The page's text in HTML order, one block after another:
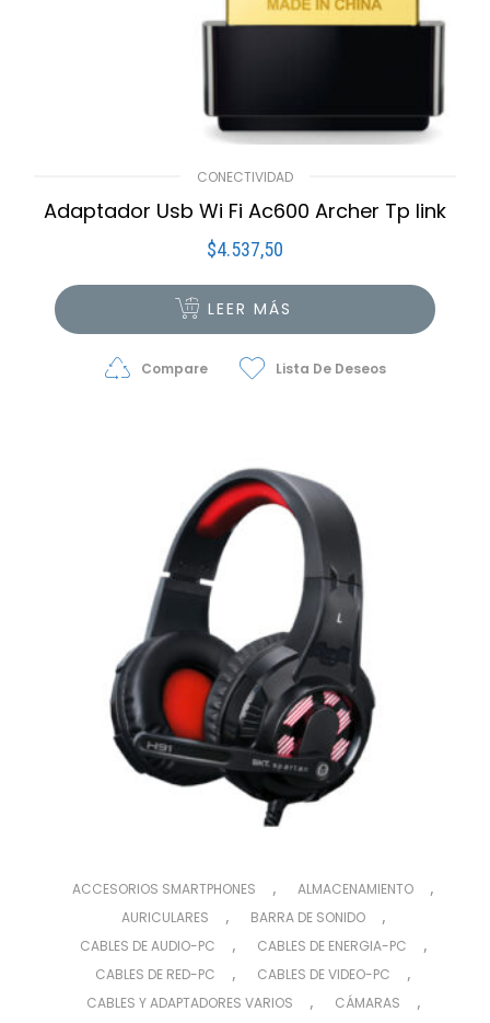
CONECTIVIDAD
Adaptador Usb Wi Fi Ac600 Archer Tp link
$4.537,50
LEER MÁS
Compare Lista De Deseos
ACCESORIOS SMARTPHONES , ALMACENAMIENTO ,
AURICULARES , BARRA DE SONIDO ,
CABLES DE AUDIO-PC , CABLES DE ENERGIA-PC ,
CABLES DE RED-PC , CABLES DE VIDEO-PC ,
CABLES Y ADAPTADORES VARIOS , CÁMARAS ,